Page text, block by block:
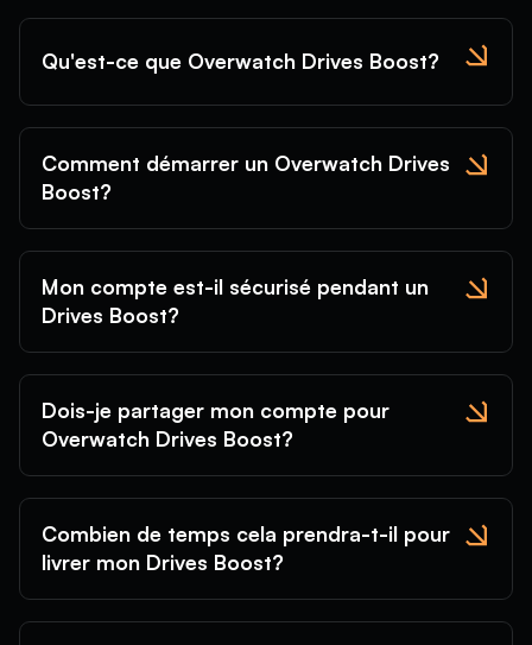
Qu'est-ce que Overwatch Drives Boost?
Comment démarrer un Overwatch Drives
Boost?
Mon compte est-il sécurisé pendant un
Drives Boost?
Dois-je partager mon compte pour
Overwatch Drives Boost?
Combien de temps cela prendra-t-il pour
livrer mon Drives Boost?